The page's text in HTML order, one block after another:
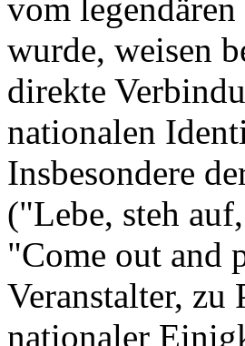
vom
wurde, weisen
direkte
nationalen
Insbesondere
("Lebe, steh
"Come out and
Veranstalter,
nationaler